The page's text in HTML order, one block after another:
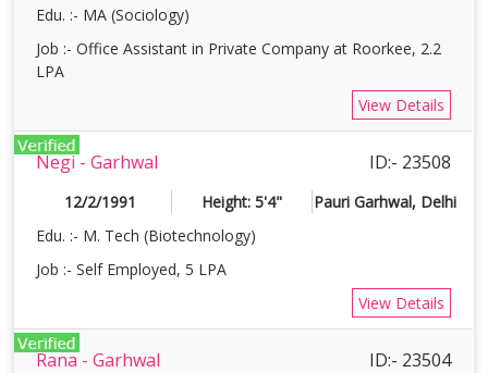
Edu. :- MA (Sociology)
Job :- Office Assistant in Private Company at Roorkee, 2.2
LPA
View Details
Negi - Garhwal ID:- 23508
12/2/1991 Height: 5'4"
Pauri Garhwal, Delhi
Edu. :- M. Tech (Biotechnology)
Job :- Self Employed, 5 LPA
View Details
Rana - Garhwal ID:- 23504